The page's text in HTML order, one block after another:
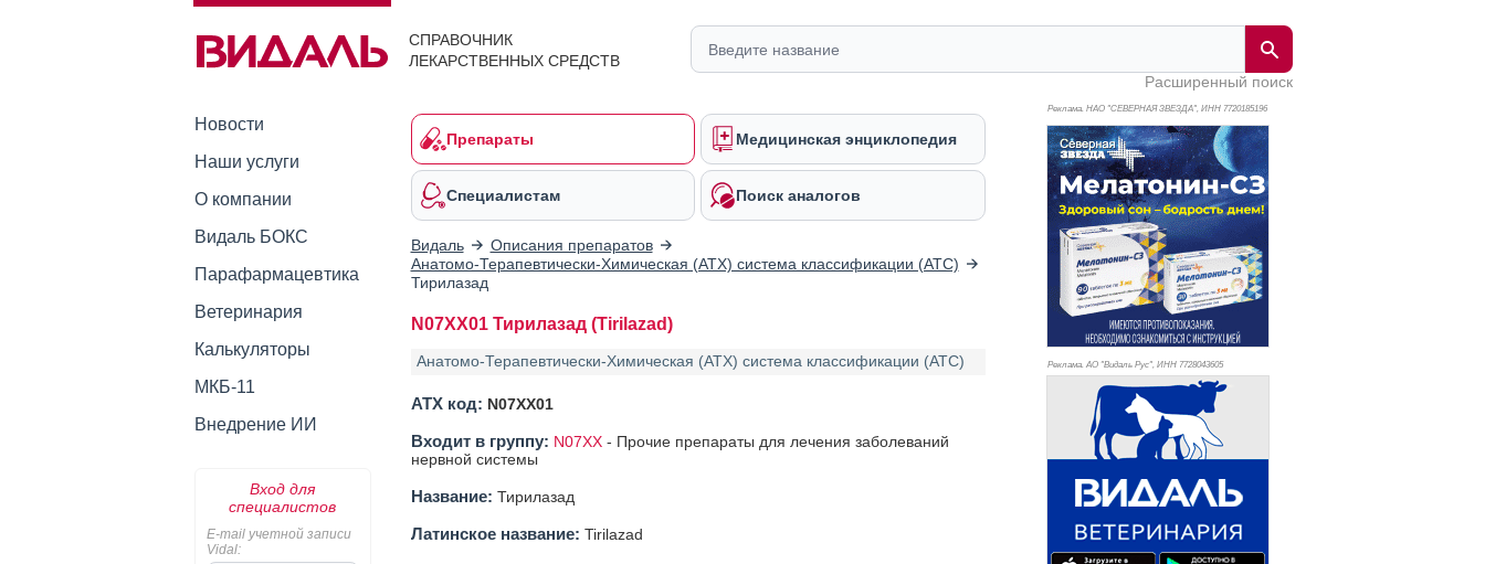
СПРАВОЧНИК
ЛЕКАРСТВЕННЫХ СРЕДСТВ
Расширенный поиск
Новости
Наши услуги
О компании
Видаль БОКС
Парафармацевтика
Ветеринария
Калькуляторы
МКБ-11
Внедрение ИИ
Вход для
специалистов
E-mail учетной записи
Vidal:
Препараты Медицинская энциклопедия
Специалистам Поиск аналогов
Видаль
Описания препаратов
Анатомо-Терапевтически-Химическая (АТХ) система классификации (ATC)
Тирилазад
N07XX01 Тирилазад (Tirilazad)
Анатомо-Терапевтически-Химическая (АТХ) система классификации (ATC)
АТХ код: N07XX01
Входит в группу: N07XX- Прочие препараты для лечения заболеваний
нервной системы
Название: Тирилазад
Латинское название: Tirilazad
Реклама. НАО "СЕВЕРНАЯ ЗВЕЗДА", ИНН 7720185196
Реклама. АО "Видаль Рус", ИНН 7728043605